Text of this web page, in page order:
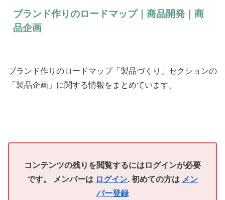
ブランド作りのロードマップ｜商品開発｜商
品企画
ブランド作りのロードマップ「製品づくり」セクションの
「製品企画」に関する情報をまとめています。
コンテンツの残りを閲覧するにはログインが必要
です。 メンバーは ログイン. 初めての方は メン
バー登録